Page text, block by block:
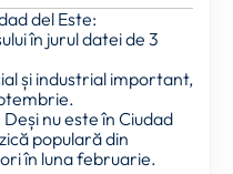
del Este:
în jurul datei de 3
și industrial important,
nu este în Ciudad
populară din
în luna februarie.